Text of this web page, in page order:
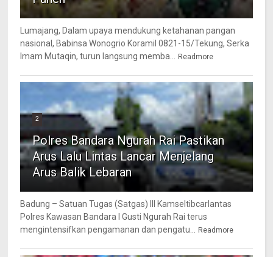
Lumajang, Dalam upaya mendukung ketahanan pangan
nasional, Babinsa Wonogrio Koramil 0821-15/Tekung, Serka
Imam Mutaqin, turun langsung memba...
Readmore
2
Polres Bandara Ngurah Rai Pastikan
Arus Lalu Lintas Lancar Menjelang
Arus Balik Lebaran
Badung – Satuan Tugas (Satgas) III Kamseltibcarlantas
Polres Kawasan Bandara I Gusti Ngurah Rai terus
mengintensifkan pengamanan dan pengatu...
Readmore